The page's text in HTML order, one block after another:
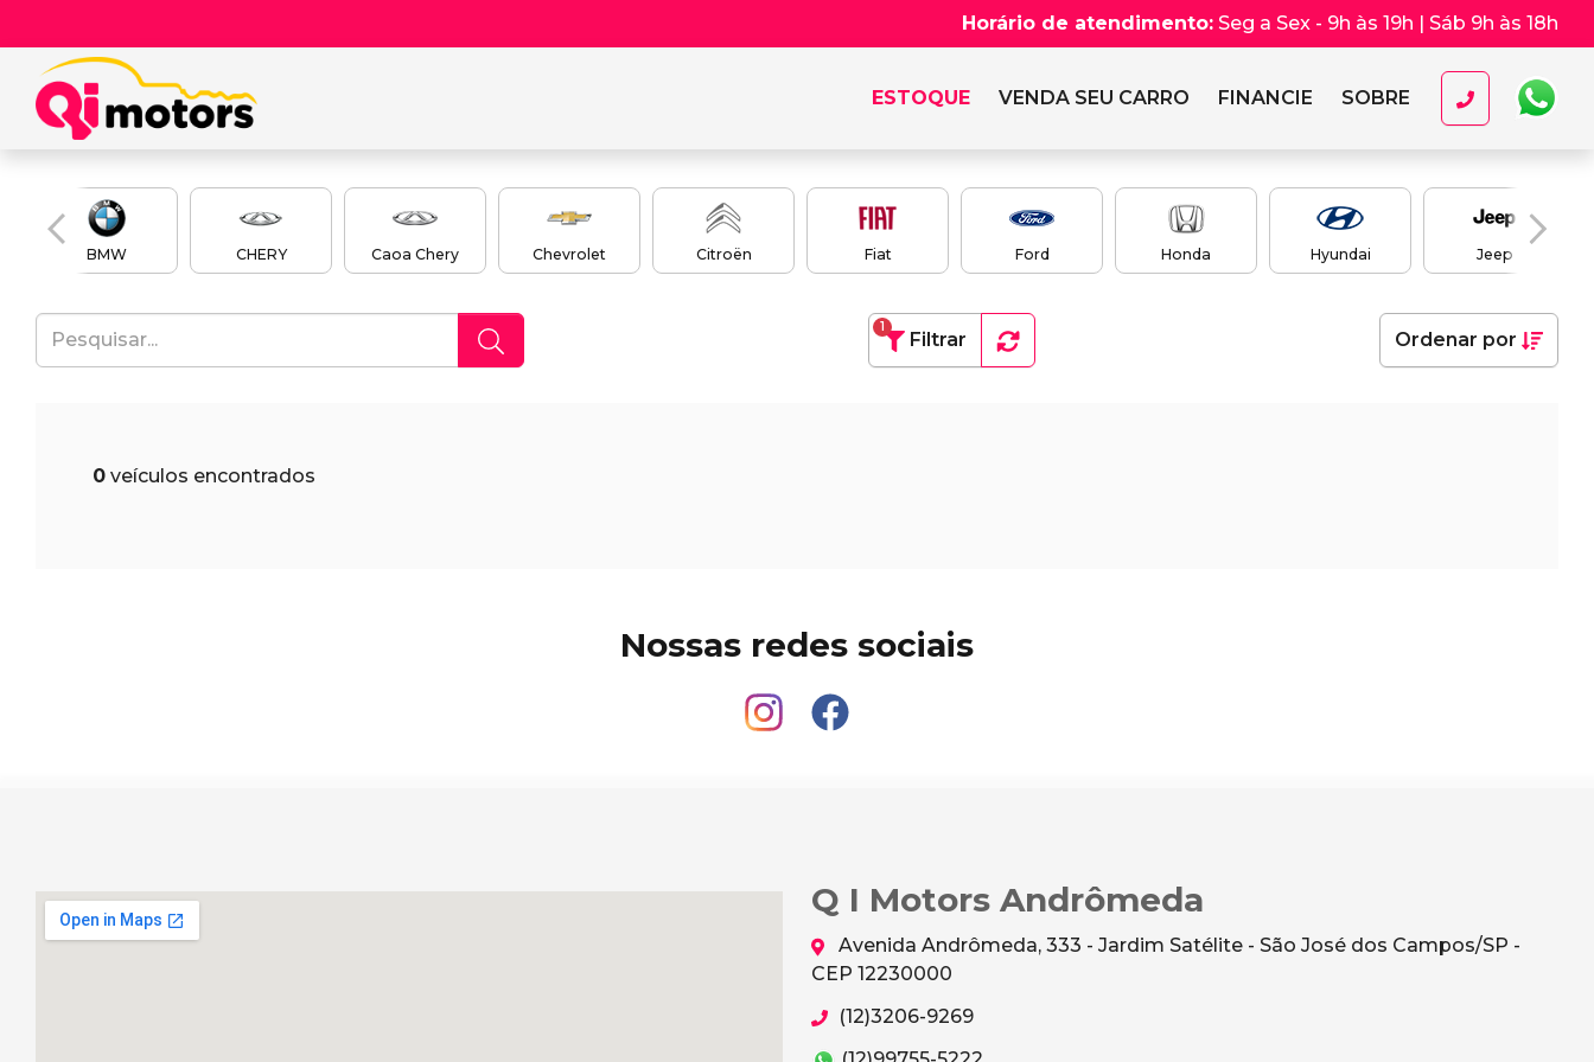
Horário de atendimento: Seg a Sex - 9h às 19h | Sáb 9h às 18h
ESTOQUE VENDA SEU CARRO FINANCIE SOBRE
BMW CHERY Caoa Chery Chevrolet Citroën Fiat Ford Honda Hyundai Jeep
Filtrar
1
Ordenar por
0 veículos encontrados
Nossas redes sociais
Q I Motors Andrômeda
Avenida Andrômeda, 333 - Jardim Satélite - São José dos Campos/SP -
CEP 12230000
(12)3206-9269